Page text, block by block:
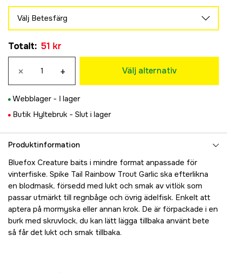
Välj Betesfärg
51 kr
Totalt: 51 kr
× + Välj alternativ
Webblager - I lager
Butik Hyltebruk - Slut i lager
Produktinformation
Bluefox Creature baits i mindre format anpassade för
vinterfiske. Spike Tail Rainbow Trout Garlic ska efterlikna
en blodmask, försedd med lukt och smak av vitlök som
passar utmärkt till regnbåge och övrig ädelfisk. Enkelt att
aptera på mormyska eller annan krok. De är förpackade i en
burk med skruvlock, du kan lätt lägga tillbaka använt bete
så får det lukt och smak tillbaka.